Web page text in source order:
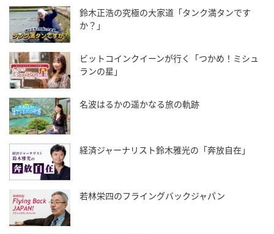
鈴木正浩の究極の大家道「タンク満タンです
か？」
ビットコインクイーンが行く「つかめ！ミシュ
ランの星」
名波はるかの遥かなる旅の軌跡
経済ジャーナリスト鈴木雅光の「奔放自在」
若林栄四のフライングバックジャパン